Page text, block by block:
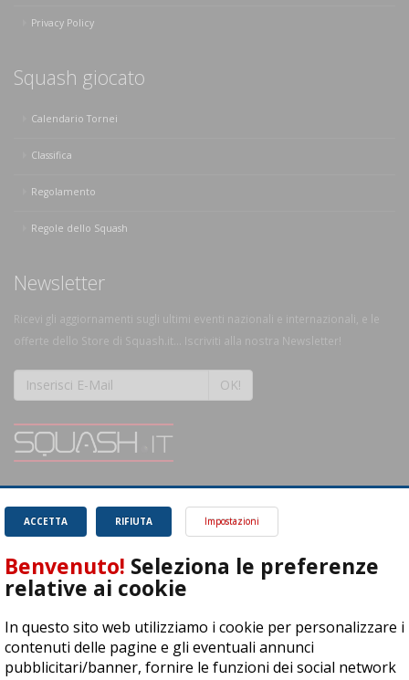
Privacy Policy
Squash giocato
Calendario Tornei
Classifica
Regolamento
Regole dello Squash
Newsletter
Ricevi gli aggiornamenti sugli ultimi eventi nazionali e internazionali, e le
offerte dello Store di Squash.it... Iscriviti alla nostra Newsletter!
OK!
SQUASH.it: Il punto di riferimento quotidiano per tutti gli amanti di questo
magnifico sport.
Leggi
RIFIUTA
ACCETTA Impostazioni
Benvenuto! Seleziona le preferenze
relative ai cookie
In questo sito web utilizziamo i cookie per personalizzare i
contenuti delle pagine e gli eventuali annunci
pubblicitari/banner, fornire le funzioni dei social network
ASD Let's Sport - Via T. Olivelli 3, 25014 Castenedolo (BS) - P. Iva:
04278030988
© Copyright 2015 | All Rights Reserved - Powered byDynDevice